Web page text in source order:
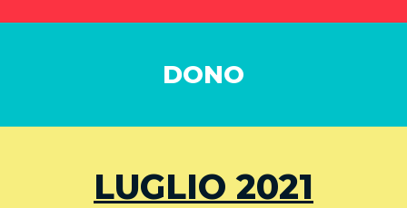
DONO
LUGLIO 2021